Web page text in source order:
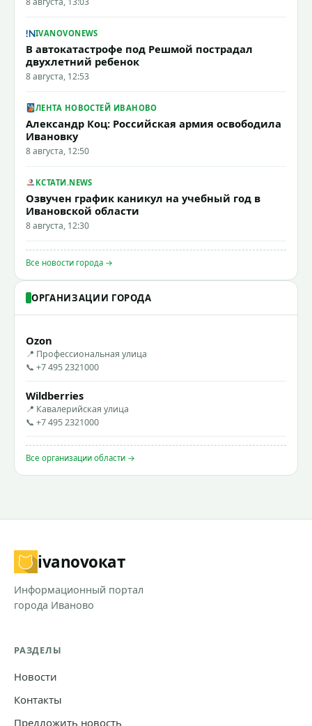
IVANOVONEWS
В автокатастрофе под Решмой пострадал
двухлетний ребенок
8 августа, 12:53
ЛЕНТА НОВОСТЕЙ ИВАНОВО
Александр Коц: Российская армия освободила
Ивановку
8 августа, 12:50
КСТАТИ.NEWS
Озвучен график каникул на учебный год в
Ивановской области
8 августа, 12:30
Все новости города →
ОРГАНИЗАЦИИ ГОРОДА
Ozon
📍 Профессиональная улица
📞 +7 495 2321000
Wildberries
📍 Кавалерийская улица
📞 +7 495 2321000
Все организации области →
ivanovoкат
Информационный портал
города Иваново
РАЗДЕЛЫ
Новости
Контакты
Предложить новость